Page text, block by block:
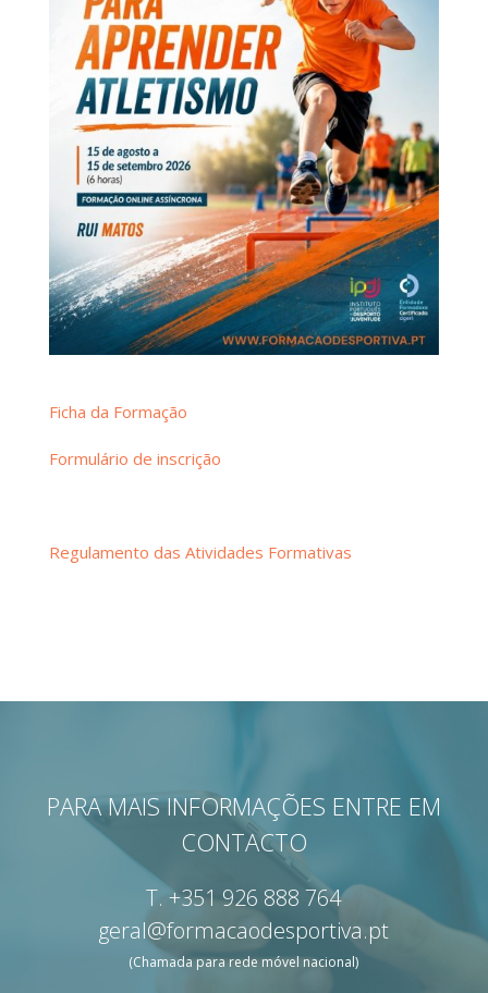
Ficha da Formação
Formulário de inscrição
Regulamento das Atividades Formativas
PARA MAIS INFORMAÇÕES ENTRE EM
CONTACTO
T.+351 926 888 764
geral@formacaodesportiva.pt
(Chamada para rede móvel nacional)